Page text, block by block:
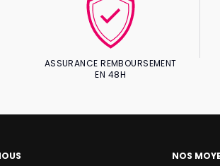
ASSURANCE REMBOURSEMENT
EN 48H
NOS